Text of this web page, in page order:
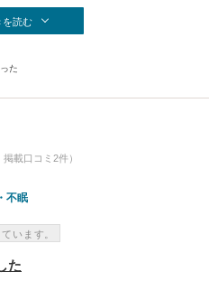
を読む
た
載口コミ2件）
不眠
います。
た